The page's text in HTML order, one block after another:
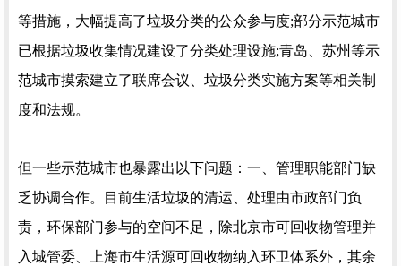
等措施，大幅提高了垃圾分类的公众参与度;部分示范城市
已根据垃圾收集情况建设了分类处理设施;青岛、苏州等示
范城市摸索建立了联席会议、垃圾分类实施方案等相关制
度和法规。
但一些示范城市也暴露出以下问题：一、管理职能部门缺
乏协调合作。目前生活垃圾的清运、处理由市政部门负
责，环保部门参与的空间不足，除北京市可回收物管理并
入城管委、上海市生活源可回收物纳入环卫体系外，其余